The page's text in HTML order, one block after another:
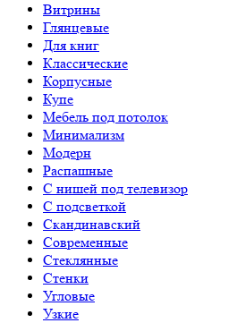
Витрины
Глянцевые
Для книг
Классические
Корпусные
Купе
Мебель под потолок
Минимализм
Модерн
Распашные
С нишей под телевизор
С подсветкой
Скандинавский
Современные
Стеклянные
Стенки
Угловые
Узкие